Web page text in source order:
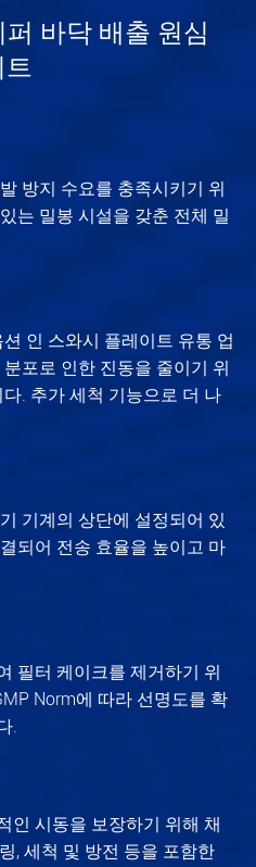
바닥 배출 원심
트
방지 수요를 충족시키기 위
는 밀봉 시설을 갖춘 전체 밀
인 스와시 플레이트 유통 업
포로 인한 진동을 줄이기 위
. 추가 세척 기능으로 더 나
기계의 상단에 설정되어 있
되어 전송 효율을 높이고 마
필터 케이크를 제거하기 위
Norm에 따라 선명도를 확
.
인 시동을 보장하기 위해 채
, 세척 및 방전 등을 포함한